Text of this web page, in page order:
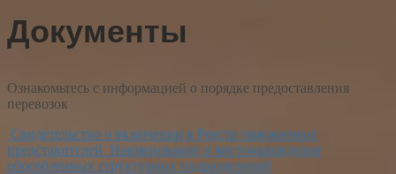
Документы
Ознакомьтесь с информацией о порядке предоставления
перевозок
Свидетельство о включении в Реестр таможенных
представителей Наименование и местонахождение
обособленных структурных подразделений